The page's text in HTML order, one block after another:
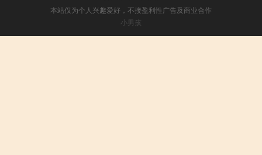
本站仅为个人兴趣爱好，不接盈利性广告及商业合作
小男孩